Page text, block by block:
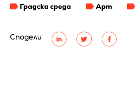
Сподели
Градска среда Арт